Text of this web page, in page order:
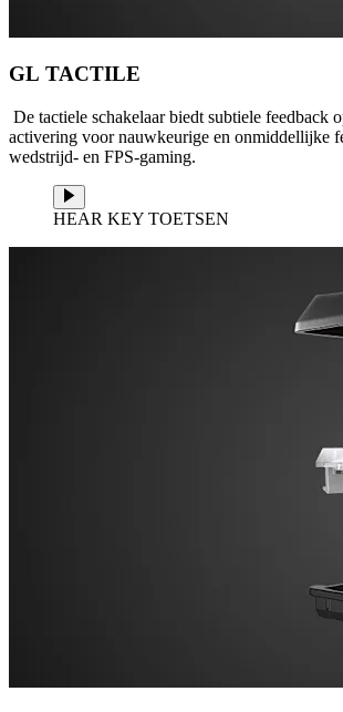
GL TACTILE
De tactiele schakelaar biedt subtiele feedback
activering voor nauwkeurige en onmiddellijke
wedstrijd- en FPS-gaming.
HEAR KEY TOETSEN